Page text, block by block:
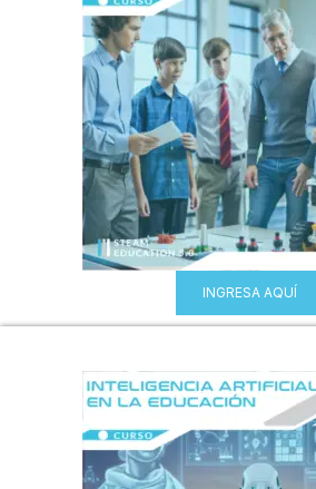
INGRESA AQUÍ